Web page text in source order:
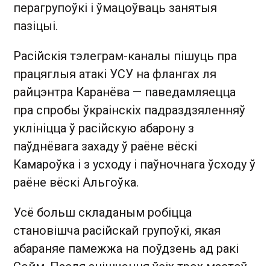
перагрупоўкі і ўмацоўваць занятыя
пазіцыі.
Расійскія тэлеграм-каналы пішуць пра
працяглыя атакі УСУ на флангах ля
райцэнтра Каранёва — паведамляецца
пра спробы ўкраінскіх падраздзяленняў
уклініцца ў расійскую абарону з
паўднёвага захаду ў раёне вёскі
Камароўка і з усходу і паўночнага ўсходу ў
раёне вёскі Альгоўка.
Усё больш складаным робіцца
становішча расійскай групоўкі, якая
абараняе памежжа на поўдзень ад ракі